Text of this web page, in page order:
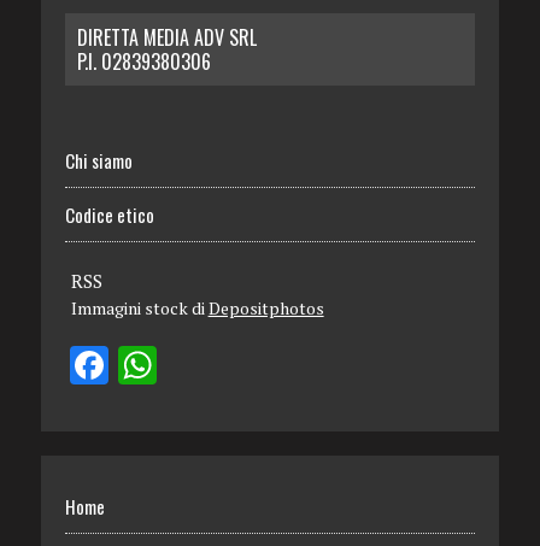
DIRETTA MEDIA ADV SRL
P.I. 02839380306
Chi siamo
Codice etico
RSS
Immagini stock diDepositphotos
Home